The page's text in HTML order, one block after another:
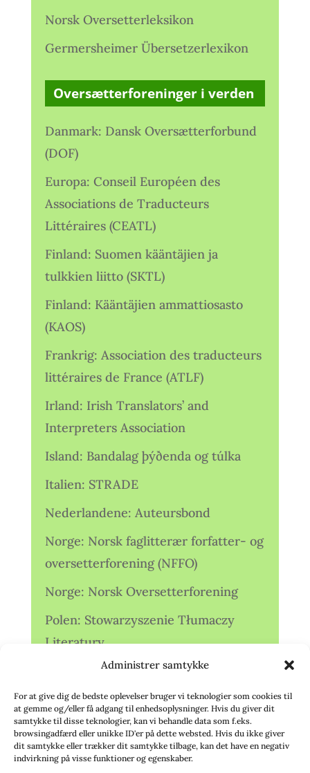
Administrer samtykke
For at give dig de bedste oplevelser bruger vi teknologier som cookies til
at gemme og/eller få adgang til enhedsoplysninger. Hvis du giver dit
samtykke til disse teknologier, kan vi behandle data som f.eks.
browsingadfærd eller unikke ID'er på dette websted. Hvis du ikke giver
dit samtykke eller trækker dit samtykke tilbage, kan det have en negativ
indvirkning på visse funktioner og egenskaber.
Norsk Oversetterleksikon
Germersheimer Übersetzerlexikon
Oversætterforeninger i verden
Danmark: Dansk Oversætterforbund
(DOF)
Europa: Conseil Européen des
Associations de Traducteurs
Littéraires (CEATL)
Finland: Suomen kääntäjien ja
tulkkien liitto (SKTL)
Finland: Kääntäjien ammattiosasto
(KAOS)
Frankrig: Association des traducteurs
littéraires de France (ATLF)
Irland: Irish Translators’ and
Interpreters Association
Island: Bandalag þýðenda og túlka
Italien: STRADE
Nederlandene: Auteursbond
Norge: Norsk faglitterær forfatter- og
oversetterforening (NFFO)
Norge: Norsk Oversetterforening
Polen: Stowarzyszenie Tłumaczy
Literatury
Storbritannien: Translators
Association (TA)
Sverige: Översättarsektionen (Ö.)
Sverige: Översättarcentrum (ÖC)